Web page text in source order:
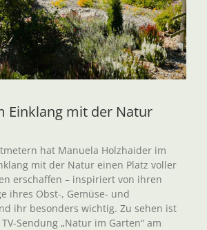
Einklang mit der Natur
hat Manuela Holzhaider im
mit der Natur einen Platz voller
erschaffen – inspiriert von ihren
ihres Obst-, Gemüse- und
ihr besonders wichtig. Zu sehen ist
Sendung „Natur im Garten“ am